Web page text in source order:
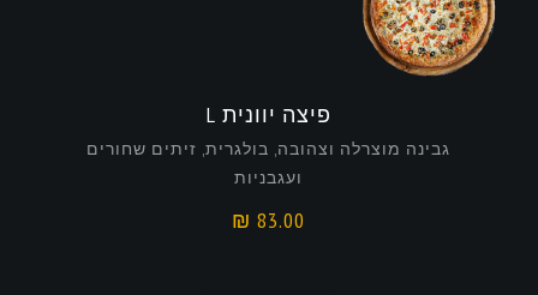
פיצה יוונית L
גבינה מוצרלה וצהובה, בולגרית, זיתים שחורים
ועגבניות
83.00
₪